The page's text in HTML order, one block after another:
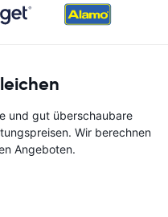
und gut überschaubare
Wir berechnen
Angeboten.